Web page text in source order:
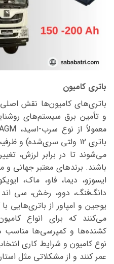
باتری کامیون
باتری‌های کامیون‌ها نقش اصلی
و تأمین برق سیستم‌های
می‌شوند تا در برابر لرزش،
باشند. برندهای معتبر جهانی و
ایسوزو، دیما، فاو، ماک،
دانگ‌فنگ، دوو، رخش، سی اند
یوجین و امپاور از باتری‌هایی
می‌کنند که برای انواع
کشنده‌ها و کمپرسی‌ها مناسب
عمر کنند و از مشکلاتی مثل